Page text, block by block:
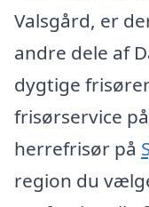
Valsgård, er
andre dele af
dygtige
frisørservice på
herrefrisør på
region du